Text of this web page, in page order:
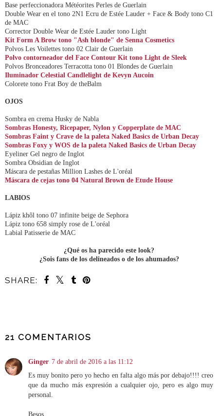
Base perfeccionadora Météorites Perles de Guerlain
Double Wear en el tono 2N1 Ecru de Estée Lauder + Face & Body tono C1
de MAC
Corrector Double Wear de Estée Lauder tono Light
Kit Form A Brow tono "Ash blonde" de Senna Cosmetics
Polvos Les Voilettes tono 02 Clair de Guerlain
Polvo contorneador del Face Contour Kit tono Light de Sleek
Polvos Bronceadores Terracotta tono 01 Blondes de Guerlain
Iluminador Celestial Candlelight de Kevyn Aucoin
Colorete tono Frat Boy de theBalm
OJOS
Sombra en crema Husky de Nabla
Sombras Honesty, Ricepaper, Nylon y Copperplate de MAC
Sombras Faint y Crave de la paleta Naked Basics de Urban Decay
Sombras Foxy y WOS de la paleta Naked Basics de Urban Decay
Eyeliner Gel negro de Inglot
Sombra Obsidian de Inglot
Máscara de pestañas Million Lashes de L'oréal
Máscara de cejas tono 04 Natural Brown de Etude House
LABIOS
Lápiz khôl tono 07 infinite beige de Sephora
Lápiz tono 658 simply rose de L'oréal
Labial Patisserie de MAC
¿Qué os ha parecido este look?
¿Sois fans de los delineados o de los ahumados?
SHARE:
21 COMENTARIOS
Ginger 7 de abril de 2016 a las 11:12
Es muy bonito pero yo hecho en falta algo más por debajo!!!! creo
que da mucho más expresión a cualquier ojo, pero es algo muy
personal.
Besos